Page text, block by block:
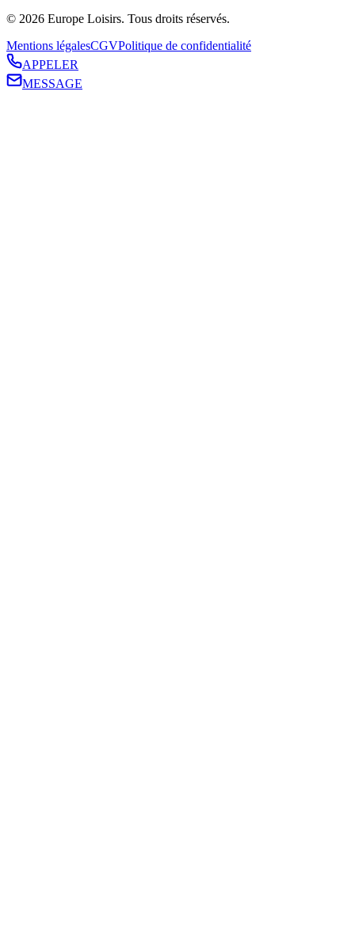
© 2026 Europe Loisirs. Tous droits réservés.
Mentions légalesCGVPolitique de confidentialité
APPELER
MESSAGE